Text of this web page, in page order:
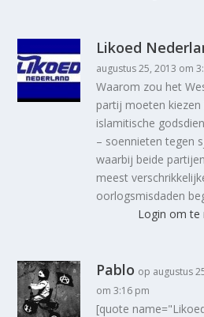
Likoed
augustus 25, 2013 om
Waarom zou het
partij moeten kiezen
islamitische
– soennieten tegen
waarbij beide
meest
oorlogsmisdaden
Login om te
Pablo op augustus
om 3:16 pm
[quote